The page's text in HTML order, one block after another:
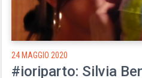
24 MAGGIO 2020
#ioriparto: Silvia